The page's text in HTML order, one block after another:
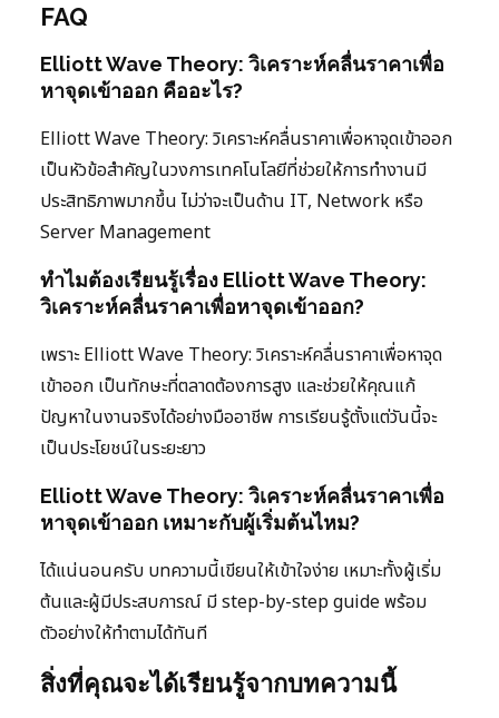
FAQ
Elliott Wave Theory: วิเคราะห์คลื่นราคาเพื่อ
หาจุดเข้าออก คืออะไร?
Elliott Wave Theory: วิเคราะห์คลื่นราคาเพื่อหาจุดเข้าออก
เป็นหัวข้อสำคัญในวงการเทคโนโลยีที่ช่วยให้การทำงานมี
ประสิทธิภาพมากขึ้น ไม่ว่าจะเป็นด้าน IT, Network หรือ
Server Management
ทำไมต้องเรียนรู้เรื่อง Elliott Wave Theory:
วิเคราะห์คลื่นราคาเพื่อหาจุดเข้าออก?
เพราะ Elliott Wave Theory: วิเคราะห์คลื่นราคาเพื่อหาจุด
เข้าออก เป็นทักษะที่ตลาดต้องการสูง และช่วยให้คุณแก้
ปัญหาในงานจริงได้อย่างมืออาชีพ การเรียนรู้ตั้งแต่วันนี้จะ
เป็นประโยชน์ในระยะยาว
Elliott Wave Theory: วิเคราะห์คลื่นราคาเพื่อ
หาจุดเข้าออก เหมาะกับผู้เริ่มต้นไหม?
ได้แน่นอนครับ บทความนี้เขียนให้เข้าใจง่าย เหมาะทั้งผู้เริ่ม
ต้นและผู้มีประสบการณ์ มี step-by-step guide พร้อม
ตัวอย่างให้ทำตามได้ทันที
สิ่งที่คุณจะได้เรียนรู้จากบทความนี้